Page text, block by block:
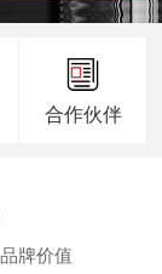
合作伙伴